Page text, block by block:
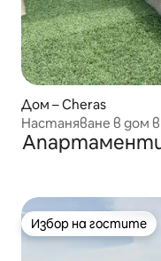
Дом – Cheras
Настаняване в дом
Избор на гостите
Избор на гостите